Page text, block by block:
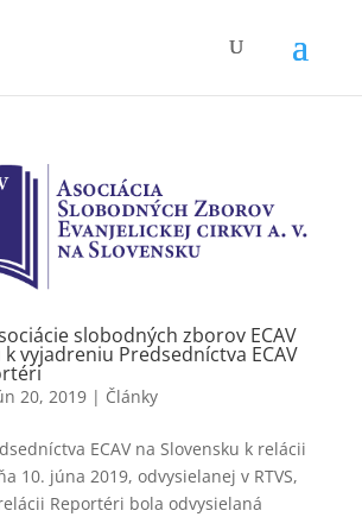
slobodných zborov ECAV
vyjadreniu Predsedníctva ECAV
20, 2019| Články
ECAV na Slovensku k relácii
10. júna 2019, odvysielanej v RTVS,
Reportéri bola odvysielaná